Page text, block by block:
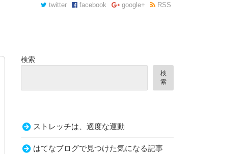
twitter facebook google+ RSS
検索
検
索
ストレッチは、適度な運動
はてなブログで見つけた気になる記事